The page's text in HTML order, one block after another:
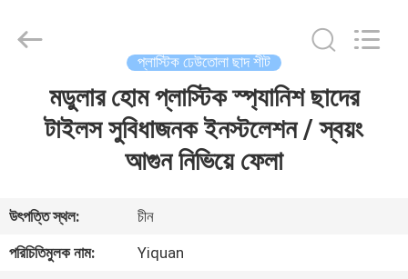
আমাদের
সম্পর্কে
Building
Material
প্লাস্টিক ঢেউতোলা ছাদ শীট
মডুলার হোম প্লাস্টিক স্প্যানিশ ছাদের
টাইলস সুবিধাজনক ইনস্টলেশন / স্বয়ং
আগুন নিভিয়ে ফেলা
উৎপত্তি স্থল:
চীন
পরিচিতিমুলক নাম:
Yiquan